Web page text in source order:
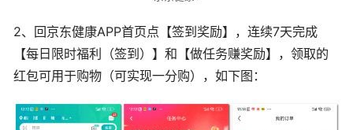
2、回京东健康APP首页点【签到奖励】，连续7天完成
【每日限时福利（签到）】和【做任务赚奖励】，领取的
红包可用于购物（可实现一分购），如下图：